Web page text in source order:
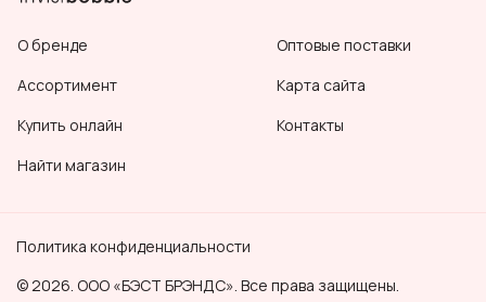
О бренде
Ассортимент
Купить онлайн
Найти магазин
Оптовые поставки
Карта сайта
Контакты
© 2026. ООО «БЭСТ БРЭНДС». Все права защищены.
Политика конфиденциальности